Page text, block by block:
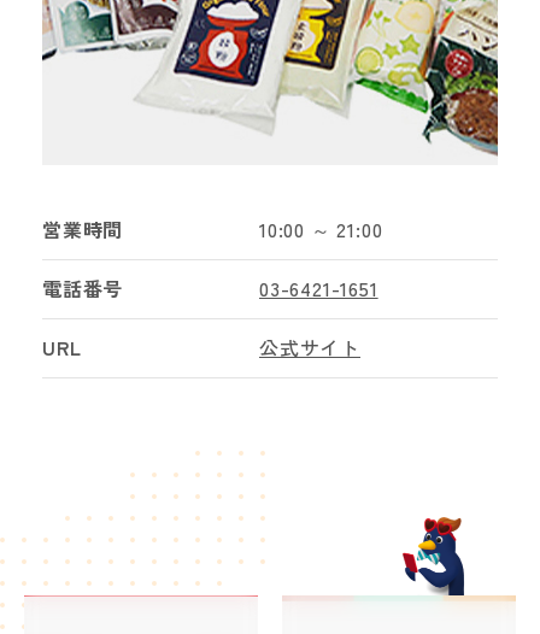
営業時間 10:00 ～ 21:00
電話番号 03-6421-1651
URL 公式サイト